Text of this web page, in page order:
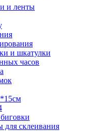
и ленты
и шкатулки
часов
склеивания